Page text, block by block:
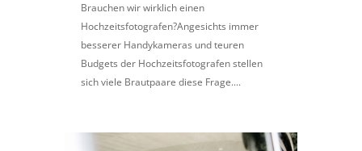
Brauchen wir wirklich einen
Hochzeitsfotografen?Angesichts immer
besserer Handykameras und teuren
Budgets der Hochzeitsfotografen stellen
sich viele Brautpaare diese Frage....